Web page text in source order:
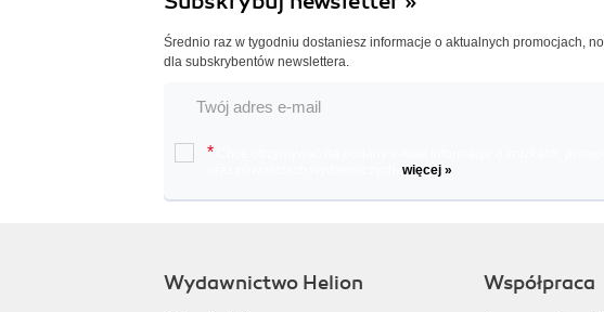
Średnio raz w tygodniu dostaniesz informacje o aktualnych promocjach,
dla subskrybentów newslettera.
*
więcej »
Wydawnictwo Helion Współpraca